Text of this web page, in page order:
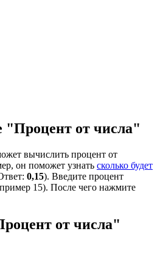
"Процент от числа"
вычислить процент от
он поможет узнать сколько будет
0,15). Введите процент
15). После чего нажмите
от числа"